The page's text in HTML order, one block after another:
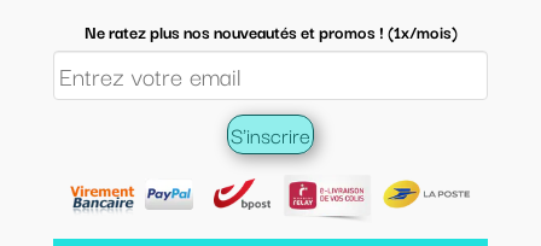
Ne ratez plus nos nouveautés et promos ! (1x/mois)